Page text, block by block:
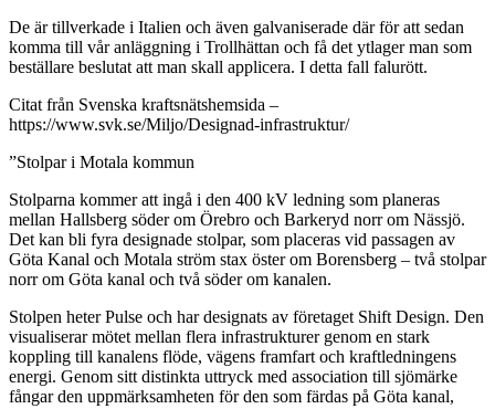
De är tillverkade i Italien och även galvaniserade där för att sedan
komma till vår anläggning i Trollhättan och få det ytlager man som
beställare beslutat att man skall applicera. I detta fall falurött.
Citat från Svenska kraftsnätshemsida –
https://www.svk.se/Miljo/Designad-infrastruktur/
”Stolpar i Motala kommun
Stolparna kommer att ingå i den 400 kV ledning som planeras
mellan Hallsberg söder om Örebro och Barkeryd norr om Nässjö.
Det kan bli fyra designade stolpar, som placeras vid passagen av
Göta Kanal och Motala ström stax öster om Borensberg – två stolpar
norr om Göta kanal och två söder om kanalen.
Stolpen heter Pulse och har designats av företaget Shift Design. Den
visualiserar mötet mellan flera infrastrukturer genom en stark
koppling till kanalens flöde, vägens framfart och kraftledningens
energi. Genom sitt distinkta uttryck med association till sjömärke
fångar den uppmärksamheten för den som färdas på Göta kanal,